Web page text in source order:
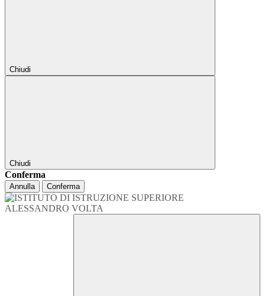
Chiudi
Chiudi
Conferma
Annulla Conferma